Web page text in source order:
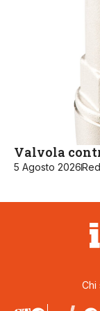
Valvola
5 Agosto 2026
Chi